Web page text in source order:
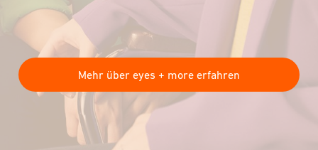
Mehr über eyes + more erfahren